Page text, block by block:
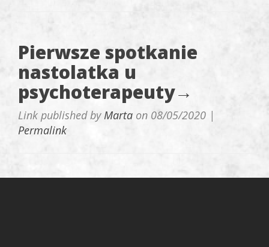
Pierwsze spotkanie
nastolatka u
psychoterapeuty→
Link published byMarta on 08/05/2020 |
Permalink